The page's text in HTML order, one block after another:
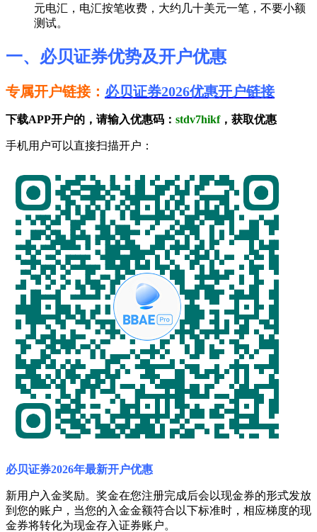
元电汇，电汇按笔收费，大约几十美元一笔，不要小额
测试。
一、必贝证券优势及开户优惠
专属开户链接： 必贝证券2026优惠开户链接
下载APP开户的，请输入优惠码： stdv7hikf，获取优惠
手机用户可以直接扫描开户：
必贝证券2026年最新开户优惠
新用户入金奖励。奖金在您注册完成后会以现金券的形式发放
到您的账户，当您的入金金额符合以下标准时，相应梯度的现
金券将转化为现金存入证券账户。